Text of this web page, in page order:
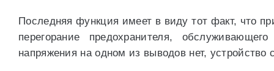
Последняя функция имеет в виду тот факт, что
перегорание предохранителя,
напряжения на одном из выводов нет, устройство